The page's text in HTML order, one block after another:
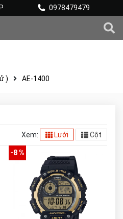
0978479479
)
AE-1400
Xem: Lưới Cột
-8 %